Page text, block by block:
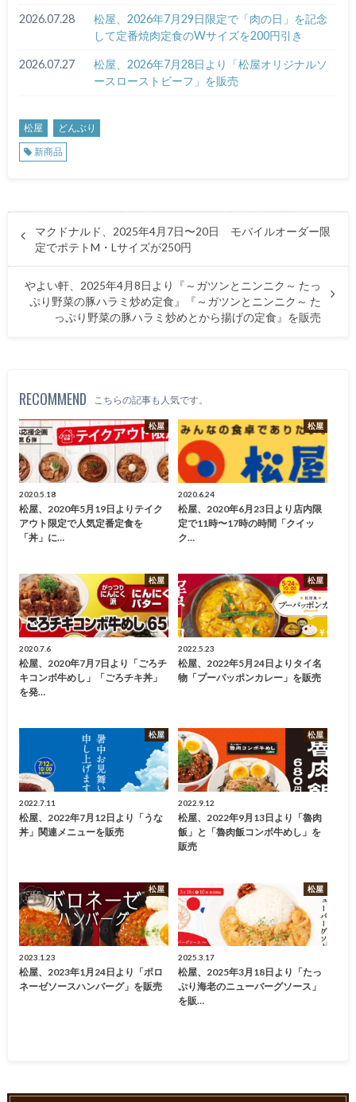
2026.07.28
松屋、2026年7月29日限定で「肉の日」を記念
して定番焼肉定食のWサイズを200円引き
2026.07.27
松屋、2026年7月28日より「松屋オリジナルソ
ースローストビーフ」を販売
松屋
どんぶり
新商品
マクドナルド、2025年4月7日〜20日 モバイルオーダー限
定でポテトM・Lサイズが250円
やよい軒、2025年4月8日より『～ガツンとニンニク～ たっ
ぷり野菜の豚ハラミ炒め定食』『～ガツンとニンニク～ た
っぷり野菜の豚ハラミ炒めとから揚げの定食』を販売
RECOMMEND こちらの記事も人気です。
松屋
2020.5.18
松屋、2020年5月19日よりテイク
アウト限定で人気定番定食を
「丼」に…
松屋
2020.6.24
松屋、2020年6月23日より店内限
定で11時〜17時の時間「クイッ
ク…
松屋
2020.7.6
松屋、2020年7月7日より「ごろチ
キコンボ牛めし」「ごろチキ丼」
を発…
松屋
2022.5.23
松屋、2022年5月24日よりタイ名
物「プーパッポンカレー」を販売
松屋
2022.7.11
松屋、2022年7月12日より「うな
丼」関連メニューを販売
松屋
2022.9.12
松屋、2022年9月13日より「魯肉
飯」と「魯肉飯コンボ牛めし」を
販売
松屋
2023.1.23
松屋、2023年1月24日より「ボロ
ネーゼソースハンバーグ」を販売
松屋
2025.3.17
松屋、2025年3月18日より「たっ
ぷり海老のニューバーグソース」
を販…